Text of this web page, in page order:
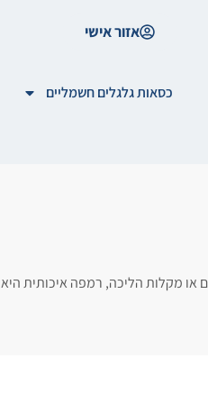
אזור אישי
כסאות גלגלים חשמליים
או מקלות הליכה, רמפה איכותית היא